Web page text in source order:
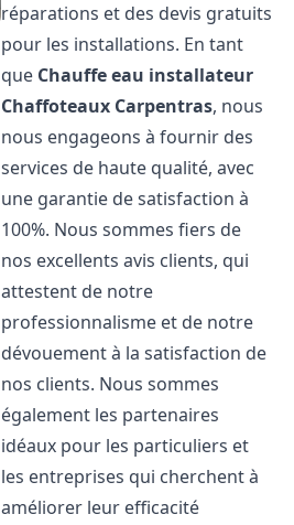
réparations et des devis gratuits
pour les installations. En tant
que Chauffe eau installateur
Chaffoteaux Carpentras, nous
nous engageons à fournir des
services de haute qualité, avec
une garantie de satisfaction à
100%. Nous sommes fiers de
nos excellents avis clients, qui
attestent de notre
professionnalisme et de notre
dévouement à la satisfaction de
nos clients. Nous sommes
également les partenaires
idéaux pour les particuliers et
les entreprises qui cherchent à
améliorer leur efficacité